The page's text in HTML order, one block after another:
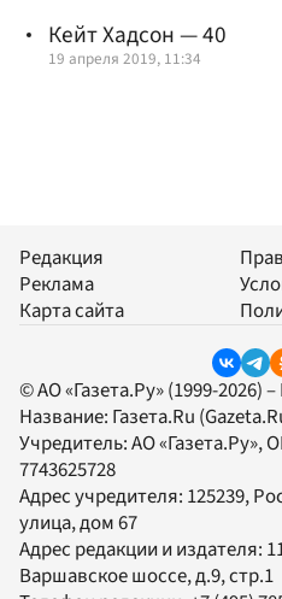
Кейт Хадсон — 40
19 апреля 2019, 11:34
Редакция
Реклама
Карта сайта
© АО «Газета.Ру» (1999-2026)
Название: Газета.Ru
Учредитель:АО «Газета.Ру»,
7743625728
Адрес учредителя: 125239,
улица, дом 67
Адрес редакции и издателя:
Варшавское шоссе, д.9, стр.1